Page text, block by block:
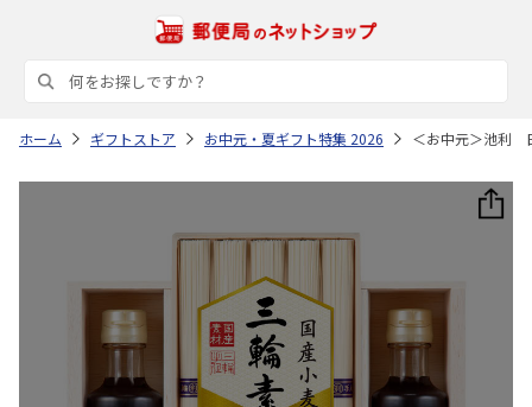
ホーム ギフトストア お中元・夏ギフト特集 2026 ＜お中元＞池利